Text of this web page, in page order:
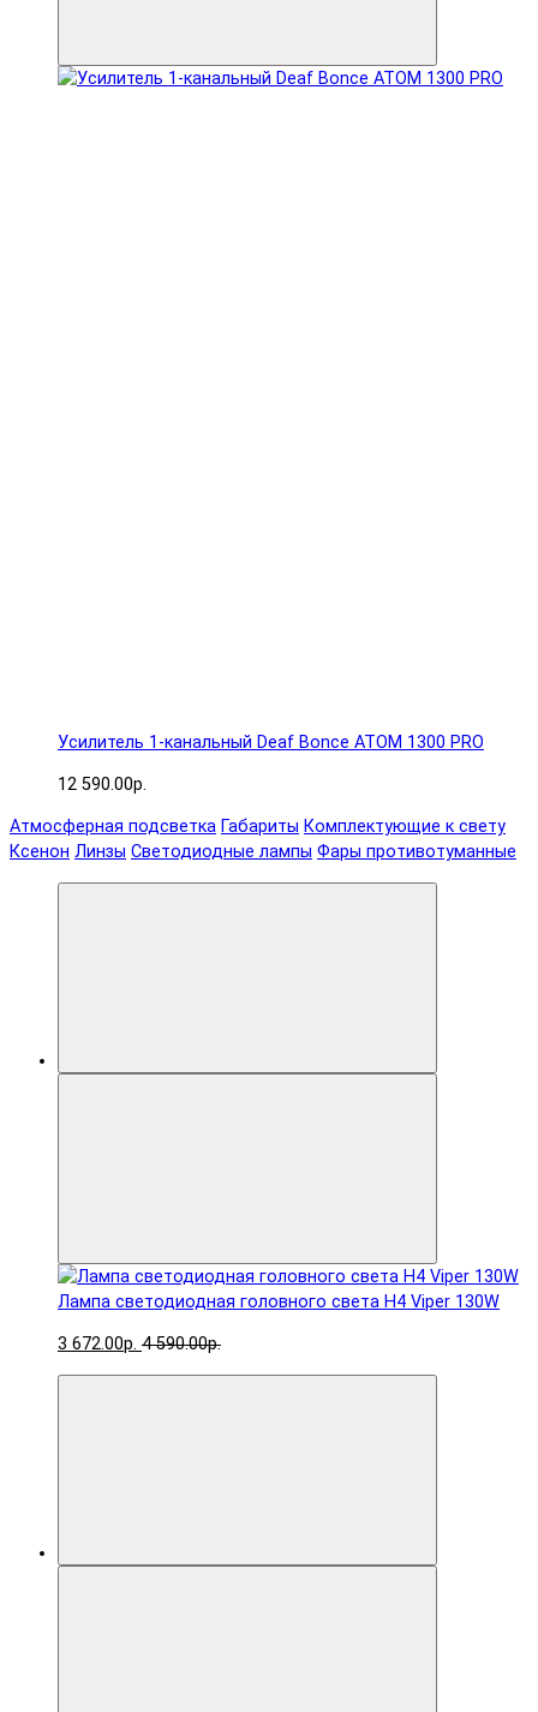
Усилитель 1-канальный Deaf Bonce ATOM 1300 PRO
12 590.00р.
Атмосферная подсветка Габариты Комплектующие к свету
Ксенон Линзы Светодиодные лампы Фары противотуманные
Лампа светодиодная головного света H4 Viper 130W
3 672.00р. 4 590.00р.